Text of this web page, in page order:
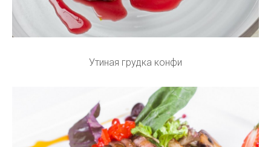
Утиная грудка конфи